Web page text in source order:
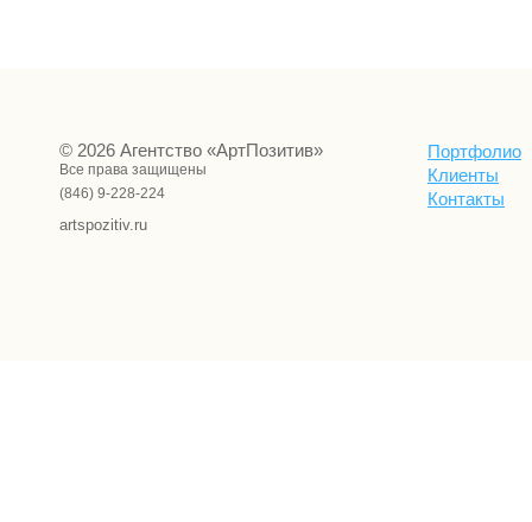
© 2026 Агентство «АртПозитив»
Все права защищены
(846) 9-228-224
artspozitiv.ru
Портфолио
Клиенты
Контакты